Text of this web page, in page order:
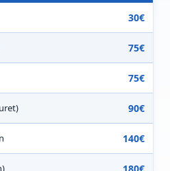
30€
75€
75€
90€
140€